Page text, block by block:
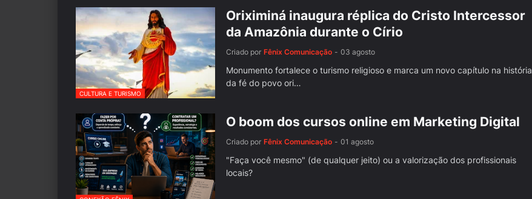
CULTURA E TURISMO
Oriximiná inaugura réplica do Cristo Intercessor
da Amazônia durante o Círio
Criado por Fênix Comunicação - 03 agosto
Monumento fortalece o turismo religioso e marca um novo capítulo na história
da fé do povo ori…
O boom dos cursos online em Marketing Digital
Criado por Fênix Comunicação - 01 agosto
"Faça você mesmo" (de qualquer jeito) ou a valorização dos profissionais
locais?